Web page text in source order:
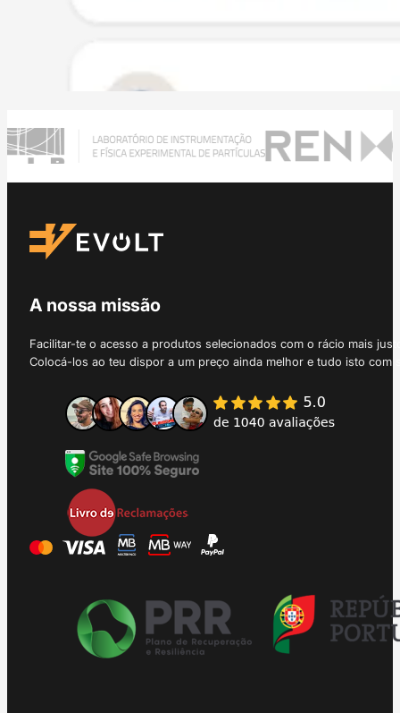
A nossa missão
Facilitar-te o acesso a produtos selecionados com o rácio mais
Colocá-los ao teu dispor a um preço ainda melhor e tudo isto